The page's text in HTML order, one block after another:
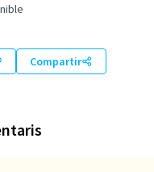
per: Ciutat sostenible
Compartir